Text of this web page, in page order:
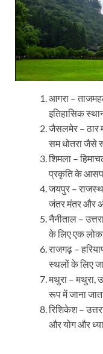
आगरा –
इतिहासिक
जैसलमेर – ठार
सम धोतरा जैसे
शिमला –
प्रकृति के
जयपुर –
जंतर मंतर और
नैनीताल –
के लिए एक
राजगढ़ –
स्थलों के लिए
मथुरा – मथुरा,
रूप में जाना
रिशिकेश –
और योग और